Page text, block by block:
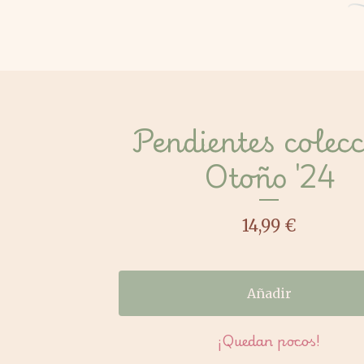
Pendientes
Otoño '24
14,99 €
Añadir
¡Quedan pocos!